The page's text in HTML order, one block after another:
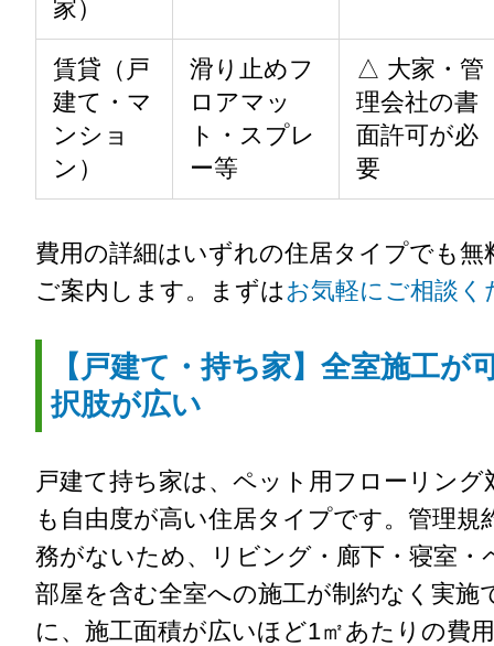
家）
賃貸（戸
建て・マ
ンショ
ン）
滑り止めフ
ロアマッ
ト・スプレ
ー等
△ 大家・管
理会社の書
面許可が必
要
費用の詳細はいずれの住居タイプでも無
ご案内します。まずはお気軽にご相談く
【戸建て・持ち家】全室施工が
択肢が広い
戸建て持ち家は、ペット用フローリング
も自由度が高い住居タイプです。管理規
務がないため、リビング・廊下・寝室・
部屋を含む全室への施工が制約なく実施
に、施工面積が広いほど1㎡あたりの費